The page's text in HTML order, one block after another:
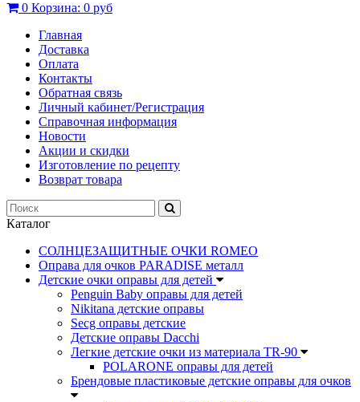
0 Корзина: 0 руб
Главная
Доставка
Оплата
Контакты
Обратная связь
Личный кабинет/Регистрация
Справочная информация
Новости
Акции и скидки
Изготовление по рецепту
Возврат товара
Каталог
СОЛНЦЕЗАЩИТНЫЕ ОЧКИ ROMEO
Оправа для очков PARADISE металл
Детские очки оправы для детей
Penguin Baby оправы для детей
Nikitana детские оправы
Secg оправы детские
Детские оправы Dacchi
Легкие детские очки из материала TR-90
POLARONE оправы для детей
Брендовые пластиковые детские оправы для очков